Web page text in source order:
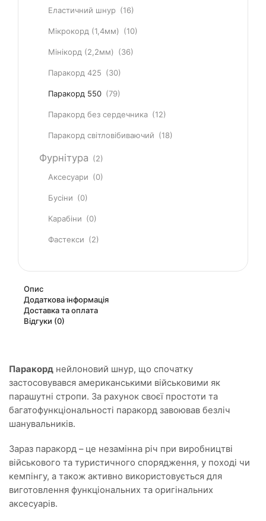
Еластичний шнур (16)
Мікрокорд (1,4мм) (10)
Мінікорд (2,2мм) (36)
Паракорд 425 (30)
Паракорд 550 (79)
Паракорд без сердечника (12)
Паракорд світловібиваючий (18)
Фурнітура (2)
Аксесуари (0)
Бусіни (0)
Карабіни (0)
Фастекси (2)
Опис
Додаткова інформація
Доставка та оплата
Відгуки (0)
Паракорд нейлоновий шнур, що спочатку
застосовувався американськими військовими як
парашутні стропи. За рахунок своєї простоти та
багатофункціональності паракорд завоював безліч
шанувальників.
Зараз паракорд – це незамінна річ при виробництві
військового та туристичного спорядження, у поході чи
кемпінгу, а також активно використовується для
виготовлення функціональних та оригінальних
аксесуарів.